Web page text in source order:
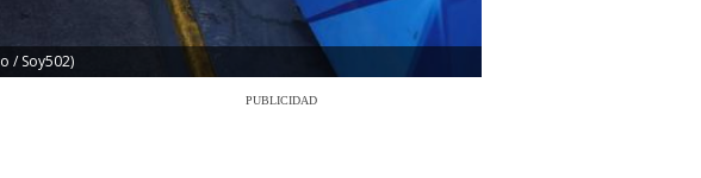
/ Soy502)
PUBLICIDAD